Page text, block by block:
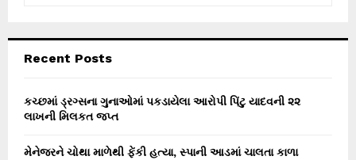
h
o
r
Recent Posts
કચ્છમાં ડ્રગ્સના ગુનાઓમાં પકડાયેલા આરોપી પિંટુ યાદવની ૨૨
લાખની મિલકત જપ્ત
મેનેજરને ચોથા માળેથી ફેંકી હત્યા, સ્પાની આડમાં ચાલતા કાળા